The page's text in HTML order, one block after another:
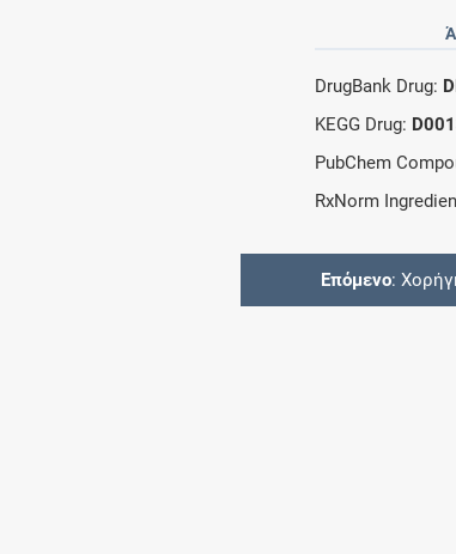
DrugBank Drug:
KEGG Drug:
PubChem
RxNorm
Επόμενο: